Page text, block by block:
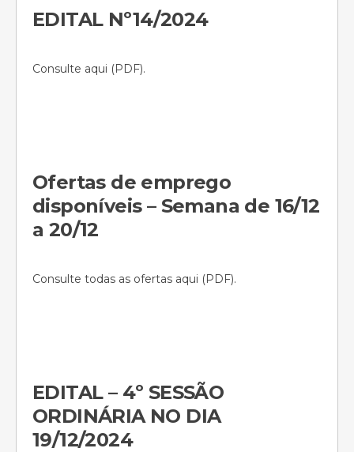
EDITAL Nº14/2024
Consulte aqui (PDF).
Ofertas de emprego
disponíveis – Semana de 16/12
a 20/12
Consulte todas as ofertas aqui (PDF).
EDITAL – 4º SESSÃO
ORDINÁRIA NO DIA
19/12/2024